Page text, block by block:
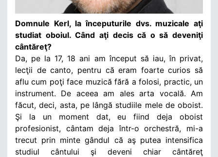
Domnule Kerl, la începuturile dvs. muzicale aţi
studiat oboiul. Când aţi decis că o să deveniţi
cântăreţ?
Da, pe la 17, 18 ani am început să iau, în privat,
lecţii de canto, pentru că eram foarte curios să
aflu cum poţi face muzică fără a folosi, practic, un
instrument. De aceea am ales arta vocală. Am
făcut, deci, asta, pe lângă studiile mele de oboist.
Şi la un moment dat, eu fiind deja oboist
profesionist, cântam deja într-o orchestră, mi-a
trecut prin minte gândul că aş putea intensifica
studiul cântului şi deveni chiar cântăreţ